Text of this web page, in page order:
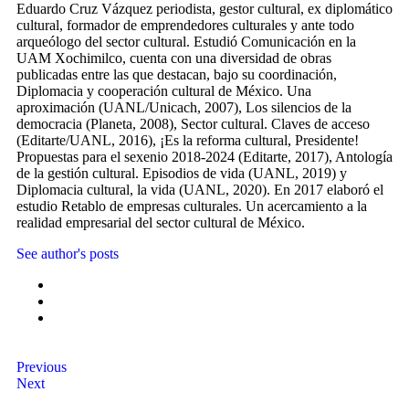
Eduardo Cruz Vázquez periodista, gestor cultural, ex diplomático
cultural, formador de emprendedores culturales y ante todo
arqueólogo del sector cultural. Estudió Comunicación en la
UAM Xochimilco, cuenta con una diversidad de obras
publicadas entre las que destacan, bajo su coordinación,
Diplomacia y cooperación cultural de México. Una
aproximación (UANL/Unicach, 2007), Los silencios de la
democracia (Planeta, 2008), Sector cultural. Claves de acceso
(Editarte/UANL, 2016), ¡Es la reforma cultural, Presidente!
Propuestas para el sexenio 2018-2024 (Editarte, 2017), Antología
de la gestión cultural. Episodios de vida (UANL, 2019) y
Diplomacia cultural, la vida (UANL, 2020). En 2017 elaboró el
estudio Retablo de empresas culturales. Un acercamiento a la
realidad empresarial del sector cultural de México.
See author's posts
Previous
Next